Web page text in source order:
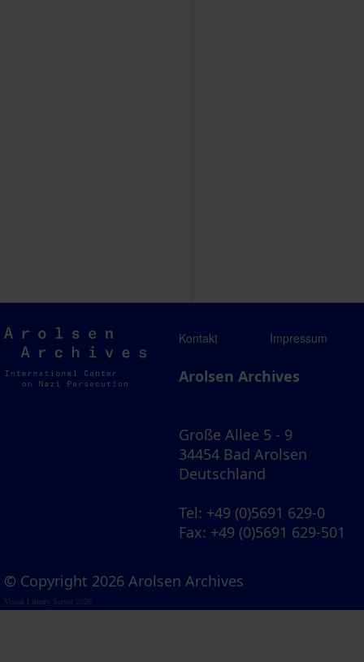
Arolsen
Archives
Kontakt Impressum
Arolsen Archives
Große Allee 5 - 9
34454 Bad Arolsen
Deutschland
Tel: +49 (0)5691 629-0
Fax: +49 (0)5691 629-501
© Copyright 2026 Arolsen Archives
Visual Library Server 2026